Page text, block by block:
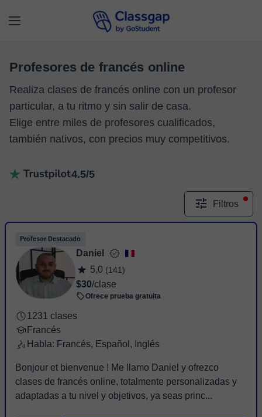
Profesores de francés online
Realiza clases de francés online con un profesor
particular, a tu ritmo y sin salir de casa.
Elige entre miles de profesores cualificados,
también nativos, con precios muy competitivos.
4.5/5
Filtros
Profesor Destacado
Daniel
5,0 (141)
$30/clase
Ofrece prueba gratuita
1231 clases
Francés
Habla: Francés, Español, Inglés
Bonjour et bienvenue ! Me llamo Daniel y ofrezco
clases de francés online, totalmente personalizadas y
adaptadas a tu nivel y objetivos, ya seas princ...